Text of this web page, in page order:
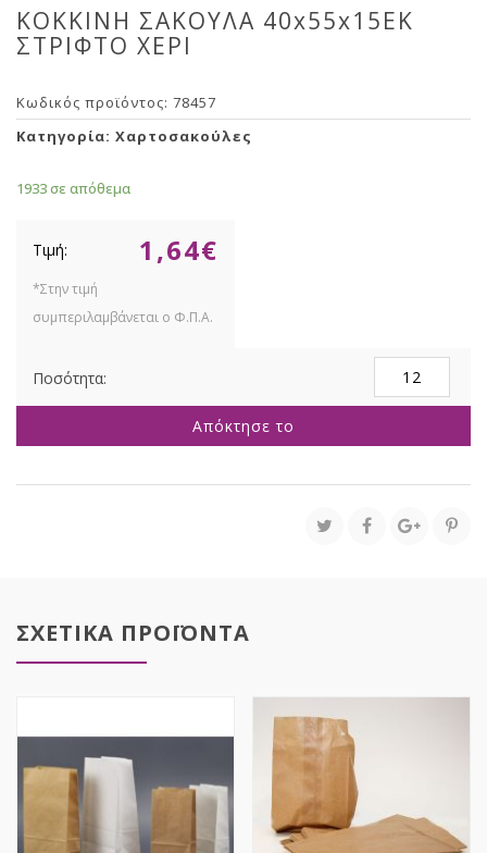
ΚΟΚΚΙΝΗ ΣΑΚΟΥΛΑ 40x55x15EK
ΣΤΡΙΦΤΟ ΧΕΡΙ
Κωδικός προϊόντος: 78457
Κατηγορία: Χαρτοσακούλες
1933 σε απόθεμα
1,64€
ΣΑΚΟΥΛΑ
40x55x15EK
ΧΕΡΙ
Απόκτησε το
ΣΧΕΤΙΚΑ ΠΡΟΪΟΝΤΑ